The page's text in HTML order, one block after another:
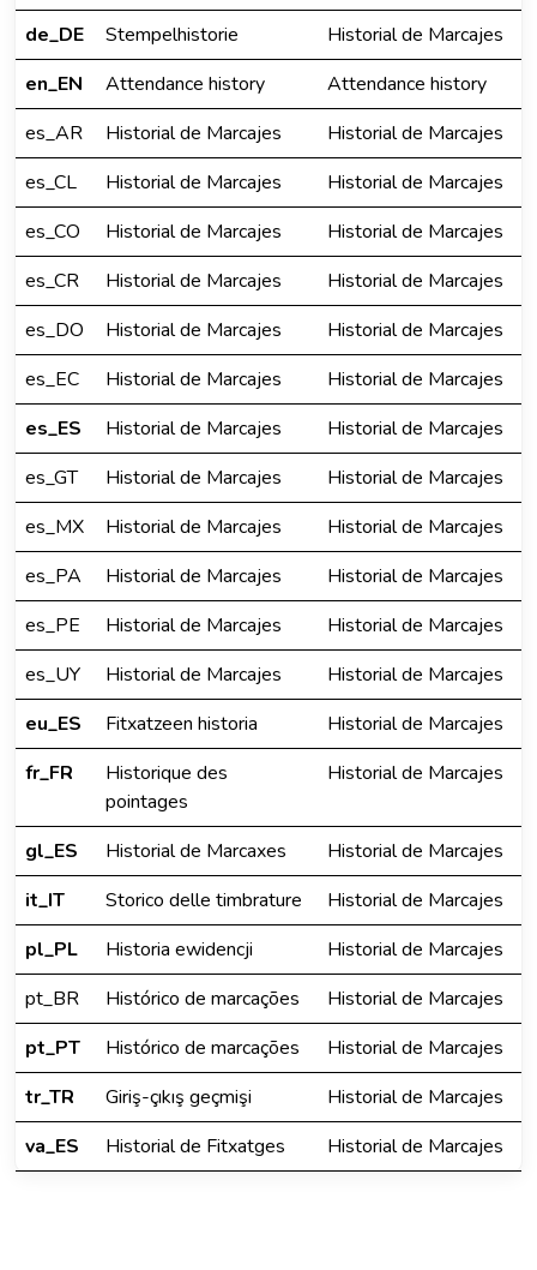
de_DE
Stempelhistorie
Historial de Marcajes
en_EN
Attendance history
Attendance history
es_AR
Historial de Marcajes
Historial de Marcajes
es_CL
Historial de Marcajes
Historial de Marcajes
es_CO
Historial de Marcajes
Historial de Marcajes
es_CR
Historial de Marcajes
Historial de Marcajes
es_DO
Historial de Marcajes
Historial de Marcajes
es_EC
Historial de Marcajes
Historial de Marcajes
es_ES
Historial de Marcajes
Historial de Marcajes
es_GT
Historial de Marcajes
Historial de Marcajes
es_MX
Historial de Marcajes
Historial de Marcajes
es_PA
Historial de Marcajes
Historial de Marcajes
es_PE
Historial de Marcajes
Historial de Marcajes
es_UY
Historial de Marcajes
Historial de Marcajes
eu_ES
Fitxatzeen historia
Historial de Marcajes
fr_FR
Historique des
pointages
Historial de Marcajes
gl_ES Historial de Marcaxes
Historial de Marcajes
it_IT
Storico delle timbrature
Historial de Marcajes
pl_PL
Historia ewidencji
Historial de Marcajes
pt_BR
Histórico de marcações
Historial de Marcajes
pt_PT
Histórico de marcações
Historial de Marcajes
tr_TR
Giriş-çıkış geçmişi
Historial de Marcajes
va_ES
Historial de Fitxatges Historial de Marcajes